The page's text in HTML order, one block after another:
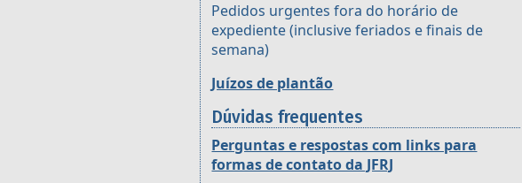
Pedidos urgentes fora do horário de
expediente (inclusive feriados e finais de
semana)
Juízos de plantão
Dúvidas frequentes
Perguntas e respostas com links para
formas de contato da JFRJ